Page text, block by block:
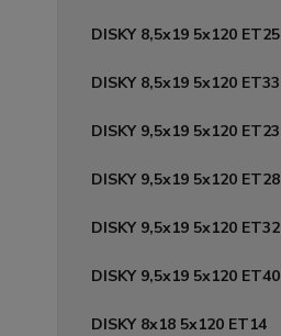
DISKY 8,5x19 5x120 ET25
DISKY 8,5x19 5x120 ET33
DISKY 9,5x19 5x120 ET23
DISKY 9,5x19 5x120 ET28
DISKY 9,5x19 5x120 ET32
DISKY 9,5x19 5x120 ET40
DISKY 8x18 5x120 ET14